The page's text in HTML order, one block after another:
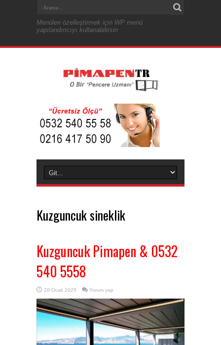
Menüleri özelleştirmek için WP menü
yapılandırıcıyı kullanabilirsin
Kuzguncuk sineklik
Kuzguncuk Pimapen & 0532
540 5558
28 Ocak 2025 Yorum yap